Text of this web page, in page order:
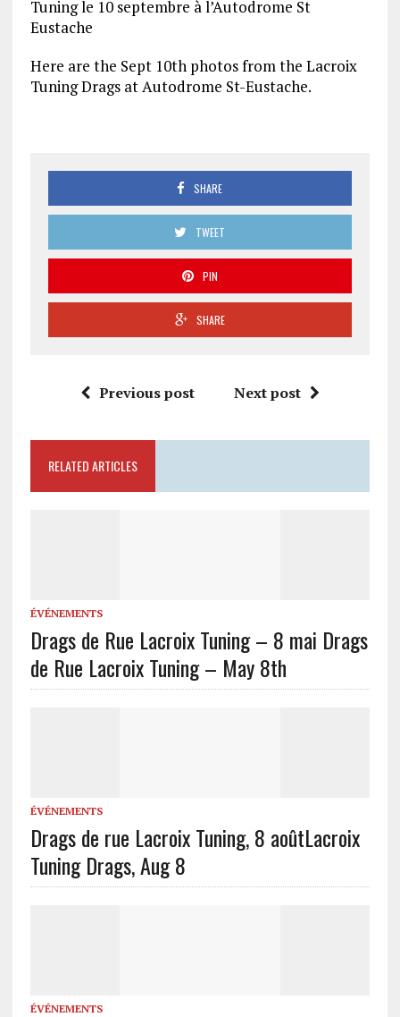
Tuning le 10 septembre à l’Autodrome St
Eustache
Here are the Sept 10th photos from the Lacroix
Tuning Drags at Autodrome St-Eustache.
SHARE
TWEET
PIN
SHARE
Previous post Next post
RELATED ARTICLES
ÉVÉNEMENTS
Drags de Rue Lacroix Tuning – 8 mai Drags
de Rue Lacroix Tuning – May 8th
ÉVÉNEMENTS
Drags de rue Lacroix Tuning, 8 aoûtLacroix
Tuning Drags, Aug 8
ÉVÉNEMENTS